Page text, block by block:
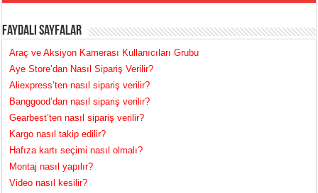
Faydalı Sayfalar
Araç ve Aksiyon Kamerası Kullanıcıları Grubu
Aye Store’dan Nasıl Sipariş Verilir?
Aliexpress’ten nasıl sipariş verilir?
Banggood’dan nasıl sipariş verilir?
Gearbest’ten nasıl sipariş verilir?
Kargo nasıl takip edilir?
Hafıza kartı seçimi nasıl olmalı?
Montaj nasıl yapılır?
Video nasıl kesilir?